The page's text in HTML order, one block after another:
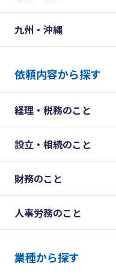
九州・沖縄
依頼内容から探す
経理・税務のこと
設立・相続のこと
財務のこと
人事労務のこと
業種から探す